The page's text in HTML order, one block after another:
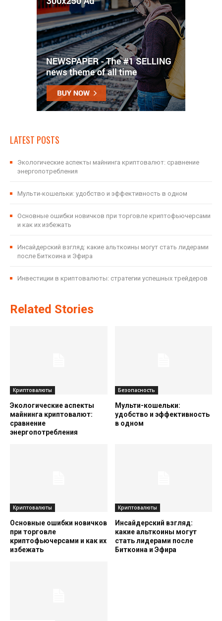
LATEST POSTS
Экологические аспекты майнинга криптовалют: сравнение
энергопотребления
Мульти-кошельки: удобство и эффективность в одном
Основные ошибки новичков при торговле криптофьючерсами
и как их избежать
Инсайдерский взгляд: какие альткоины могут стать лидерами
после Биткоина и Эфира
Инвестиции в криптовалюты: стратегии успешных трейдеров
Related Stories
Криптовалюты
Экологические аспекты
майнинга криптовалют:
сравнение
энергопотребления
Безопасность
Мульти-кошельки:
удобство и эффективность
в одном
Криптовалюты
Основные ошибки новичков
при торговле
криптофьючерсами и как их
избежать
Криптовалюты
Инсайдерский взгляд:
какие альткоины могут
стать лидерами после
Биткоина и Эфира